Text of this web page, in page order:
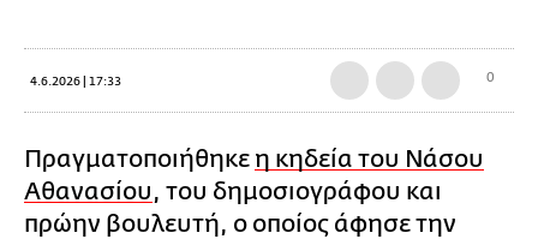
4.6.2026 | 17:33 0
Πραγματοποιήθηκε η κηδεία του Νάσου
Αθανασίου, του δημοσιογράφου και
πρώην βουλευτή, ο οποίος άφησε την